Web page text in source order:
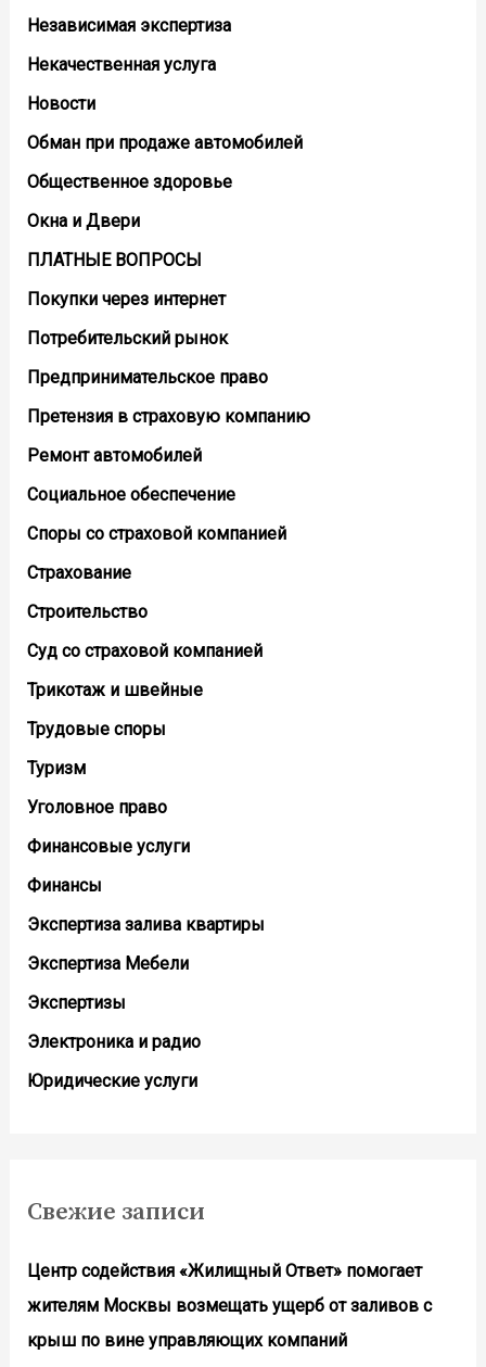
Независимая экспертиза
Некачественная услуга
Новости
Обман при продаже автомобилей
Общественное здоровье
Окна и Двери
ПЛАТНЫЕ ВОПРОСЫ
Покупки через интернет
Потребительский рынок
Предпринимательское право
Претензия в страховую компанию
Ремонт автомобилей
Социальное обеспечение
Споры со страховой компанией
Страхование
Строительство
Суд со страховой компанией
Трикотаж и швейные
Трудовые споры
Туризм
Уголовное право
Финансовые услуги
Финансы
Экспертиза залива квартиры
Экспертиза Мебели
Экспертизы
Электроника и радио
Юридические услуги
Свежие записи
Центр содействия «Жилищный Ответ» помогает
жителям Москвы возмещать ущерб от заливов с
крыш по вине управляющих компаний